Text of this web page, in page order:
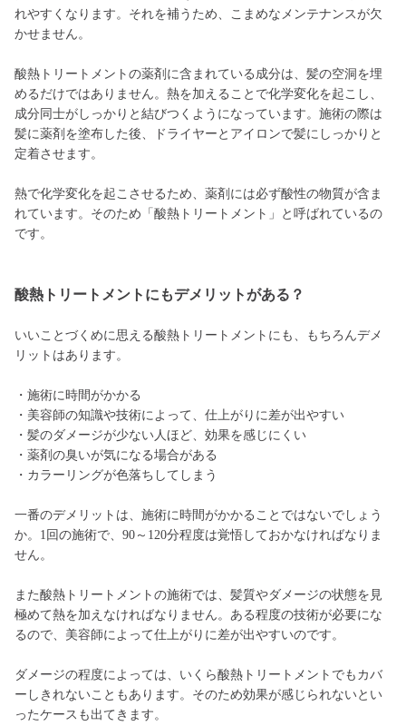
れやすくなります。それを補うため、こまめなメンテナンスが欠
かせません。
酸熱トリートメントの薬剤に含まれている成分は、髪の空洞を埋
めるだけではありません。熱を加えることで化学変化を起こし、
成分同士がしっかりと結びつくようになっています。施術の際は
髪に薬剤を塗布した後、ドライヤーとアイロンで髪にしっかりと
定着させます。
熱で化学変化を起こさせるため、薬剤には必ず酸性の物質が含ま
れています。そのため「酸熱トリートメント」と呼ばれているの
です。
酸熱トリートメントにもデメリットがある？
いいことづくめに思える酸熱トリートメントにも、もちろんデメ
リットはあります。
・施術に時間がかかる
・美容師の知識や技術によって、仕上がりに差が出やすい
・髪のダメージが少ない人ほど、効果を感じにくい
・薬剤の臭いが気になる場合がある
・カラーリングが色落ちしてしまう
一番のデメリットは、施術に時間がかかることではないでしょう
か。1回の施術で、90～120分程度は覚悟しておかなければなりま
せん。
また酸熱トリートメントの施術では、髪質やダメージの状態を見
極めて熱を加えなければなりません。ある程度の技術が必要にな
るので、美容師によって仕上がりに差が出やすいのです。
ダメージの程度によっては、いくら酸熱トリートメントでもカバ
ーしきれないこともあります。そのため効果が感じられないとい
ったケースも出てきます。